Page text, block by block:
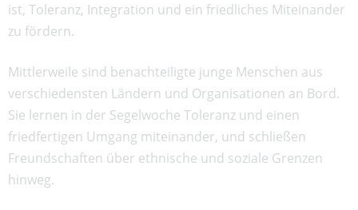
ist, Toleranz, Integration und ein friedliches Miteinander
zu fördern.
Mittlerweile sind benachteiligte junge Menschen aus
verschiedensten Ländern und Organisationen an Bord.
Sie lernen in der Segelwoche Toleranz und einen
friedfertigen Umgang miteinander, und schließen
Freundschaften über ethnische und soziale Grenzen
hinweg.